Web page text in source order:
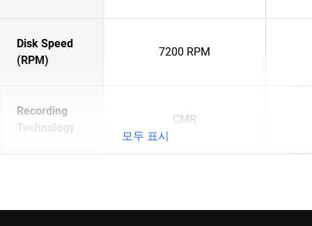
Disk Speed
(RPM)
7200 RPM
Recording
Technology
CMR
모두 표시